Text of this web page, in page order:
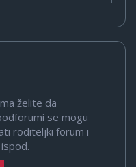
želite da
se mogu
roditeljki forum i